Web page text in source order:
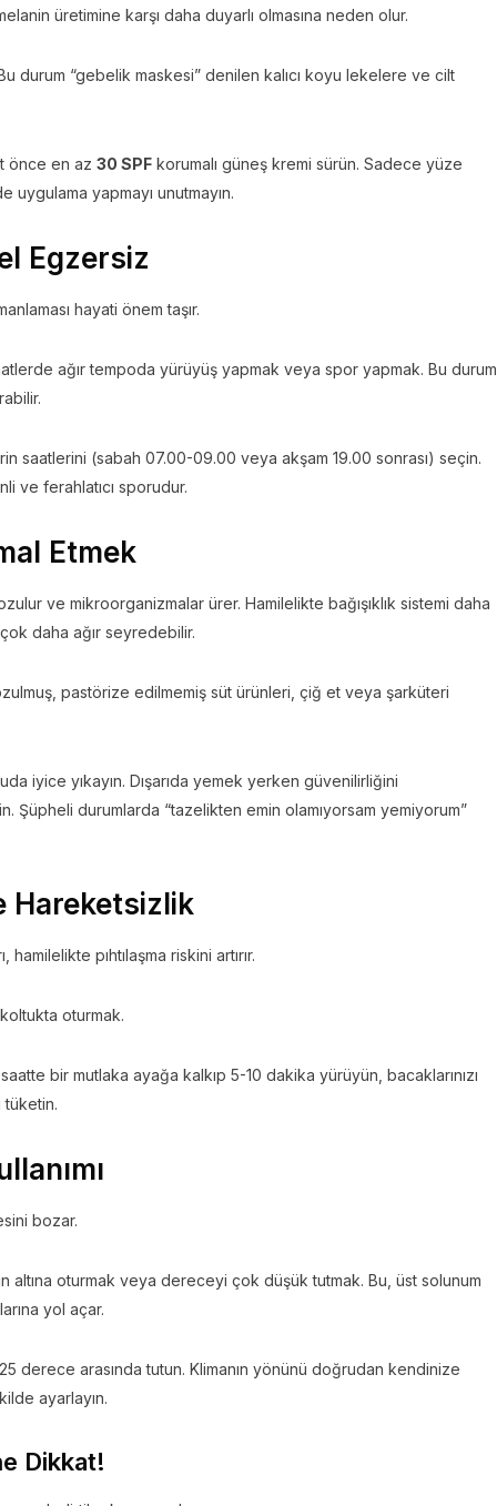
üretimine karşı daha duyarlı olmasına neden olur.
durum “gebelik maskesi” denilen kalıcı koyu lekelere ve cilt
önce en az 30 SPF korumalı güneş kremi sürün. Sadece yüze
yapmayı unutmayın.
Egzersiz
hayati önem taşır.
ağır tempoda yürüyüş yapmak veya spor yapmak. Bu durum
saatlerini (sabah 07.00-09.00 veya akşam 19.00 sonrası) seçin.
ve ferahlatıcı sporudur.
Etmek
ve mikroorganizmalar ürer. Hamilelikte bağışıklık sistemi daha
daha ağır seyredebilir.
pastörize edilmemiş süt ürünleri, çiğ et veya şarküteri
iyice yıkayın. Dışarıda yemek yerken güvenilirliğini
Şüpheli durumlarda “tazelikten emin olamıyorsam yemiyorum”
Hareketsizlik
pıhtılaşma riskini artırır.
oturmak.
bir mutlaka ayağa kalkıp 5-10 dakika yürüyün, bacaklarınızı
tüketin.
bozar.
altına oturmak veya dereceyi çok düşük tutmak. Bu, üst solunum
yol açar.
25 derece arasında tutun. Klimanın yönünü doğrudan kendinize
ayarlayın.
Dikkat!